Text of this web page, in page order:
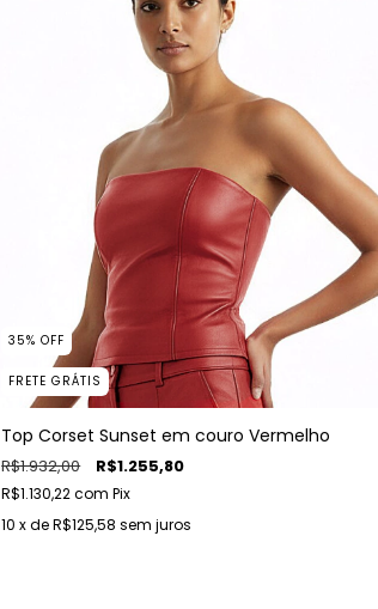
35%OFF
FRETE GRÁTIS
Top Corset Sunset em couro Vermelho
R$1.932,00 R$1.255,80
R$1.130,22com Pix
10 x deR$125,58 sem juros